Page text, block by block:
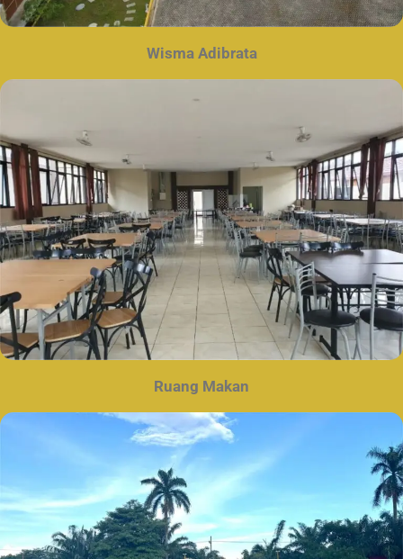
Wisma Adibrata
Ruang Makan